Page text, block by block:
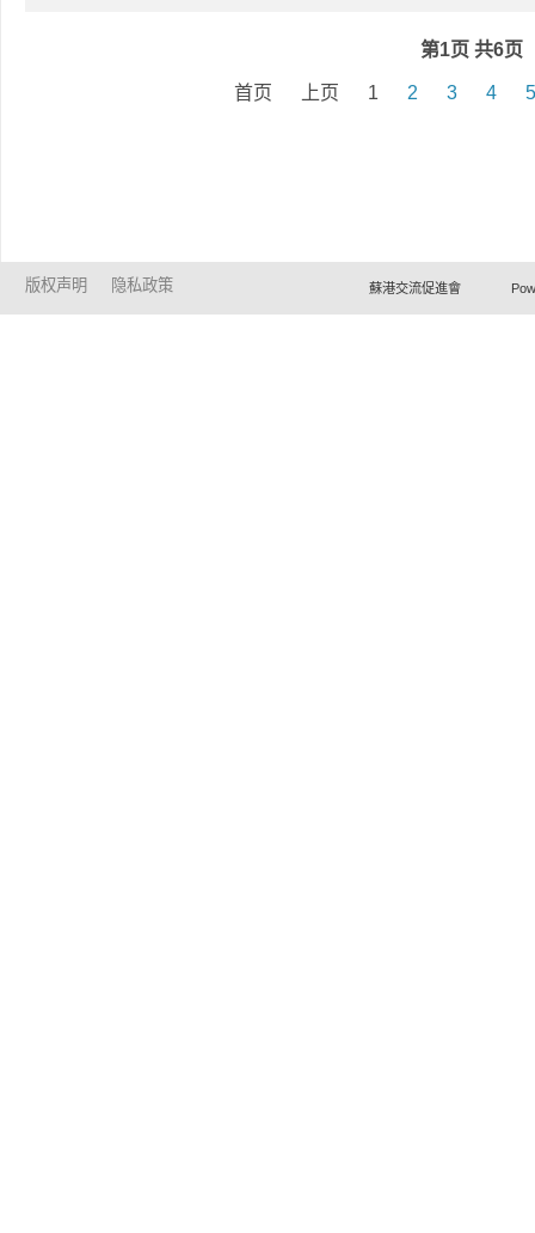
第1页 共6页
首页 上页 1 2 3 4 5
版权声明 隐私政策 蘇港交流促進會